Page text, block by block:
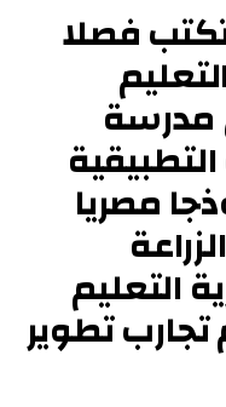
فصلا
مدرسة
مصريا
التعليم
تطوير